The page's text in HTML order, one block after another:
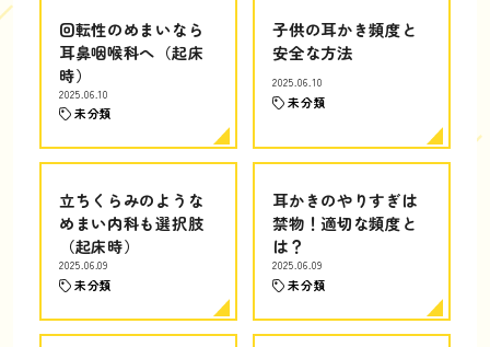
回転性のめまいなら
耳鼻咽喉科へ（起床
時）
2025.06.10
未分類
子供の耳かき頻度と
安全な方法
2025.06.10
未分類
立ちくらみのような
めまい内科も選択肢
（起床時）
2025.06.09
未分類
耳かきのやりすぎは
禁物！適切な頻度と
は？
2025.06.09
未分類